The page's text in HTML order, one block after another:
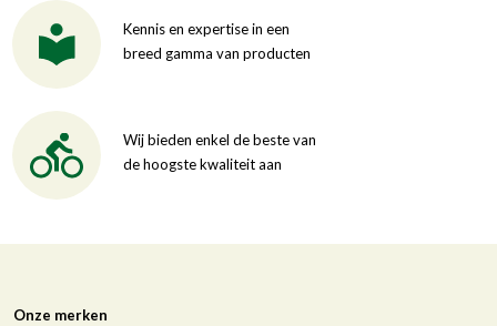
Kennis en expertise in een
breed gamma van producten
Wij bieden enkel de beste van
de hoogste kwaliteit aan
Onze merken